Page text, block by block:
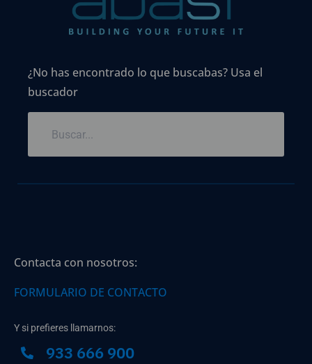
¿No has encontrado lo que buscabas? Usa el
buscador
Contacta con nosotros:
FORMULARIO DE CONTACTO
Y si prefieres llamarnos:
933 666 900